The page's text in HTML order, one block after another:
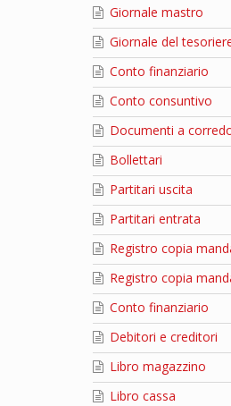
Giornale mastro
Giornale del
Conto finanziario
Conto consuntivo
Documenti a
Bollettari
Partitari uscita
Partitari entrata
Registro copia
Registro copia
Conto finanziario
Debitori e creditori
Libro magazzino
Libro cassa